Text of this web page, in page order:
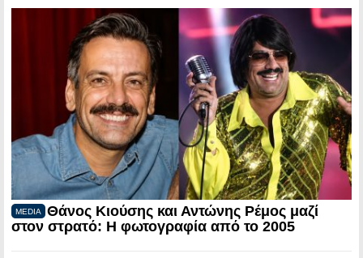
MEDIA
Θάνος Κιούσης και Αντώνης Ρέμος μαζί
στον στρατό: Η φωτογραφία από το 2005